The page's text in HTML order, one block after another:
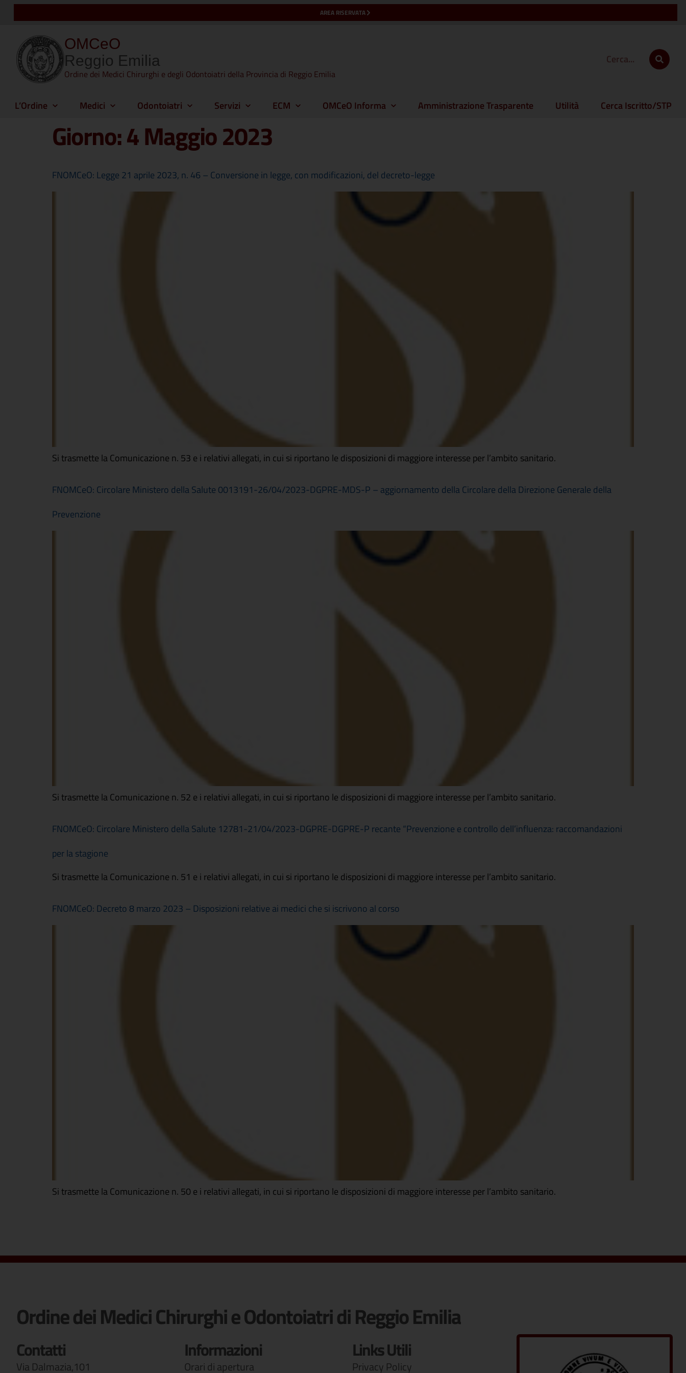
AREA RISERVATA
OMCeO
Reggio Emilia
Ordine dei Medici Chirurghi e degli Odontoiatri della Provincia di Reggio Emilia
L’Ordine Medici Odontoiatri Servizi ECM OMCeO Informa Amministrazione Trasparente Utilità Cerca Iscritto/STP
Giorno:4 Maggio 2023
FNOMCeO: Legge 21 aprile 2023, n. 46 – Conversione in legge, con modificazioni, del decreto-legge
Si trasmette la Comunicazione n. 53 e i relativi allegati, in cui si riportano le disposizioni di maggiore interesse per l’ambito sanitario.
FNOMCeO: Circolare Ministero della Salute 0013191-26/04/2023-DGPRE-MDS-P – aggiornamento della Circolare della Direzione Generale della
Prevenzione
Si trasmette la Comunicazione n. 52 e i relativi allegati, in cui si riportano le disposizioni di maggiore interesse per l’ambito sanitario.
FNOMCeO: Circolare Ministero della Salute 12781-21/04/2023-DGPRE-DGPRE-P recante “Prevenzione e controllo dell’influenza: raccomandazioni
per la stagione
Si trasmette la Comunicazione n. 51 e i relativi allegati, in cui si riportano le disposizioni di maggiore interesse per l’ambito sanitario.
FNOMCeO: Decreto 8 marzo 2023 – Disposizioni relative ai medici che si iscrivono al corso
Si trasmette la Comunicazione n. 50 e i relativi allegati, in cui si riportano le disposizioni di maggiore interesse per l’ambito sanitario.
Ordine dei Medici Chirurghi e Odontoiatri di Reggio Emilia
Contatti
Via Dalmazia,101
Informazioni
Orari di apertura
Links Utili
Privacy Policy